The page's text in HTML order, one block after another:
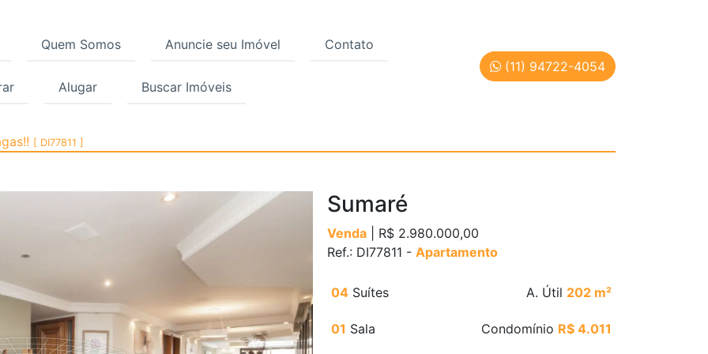
Quem Somos Anuncie seu Imóvel Contato
Alugar Buscar Imóveis
(11) 94722-4054
Sumaré, São Paulo | Cód: DI77811
[ DI77811 ]
Sumaré
Venda | R$ 2.980.000,00
Ref.: DI77811 - Apartamento
04 Suítes
01 Sala
A. Útil 202 m²
Condomínio R$ 4.011